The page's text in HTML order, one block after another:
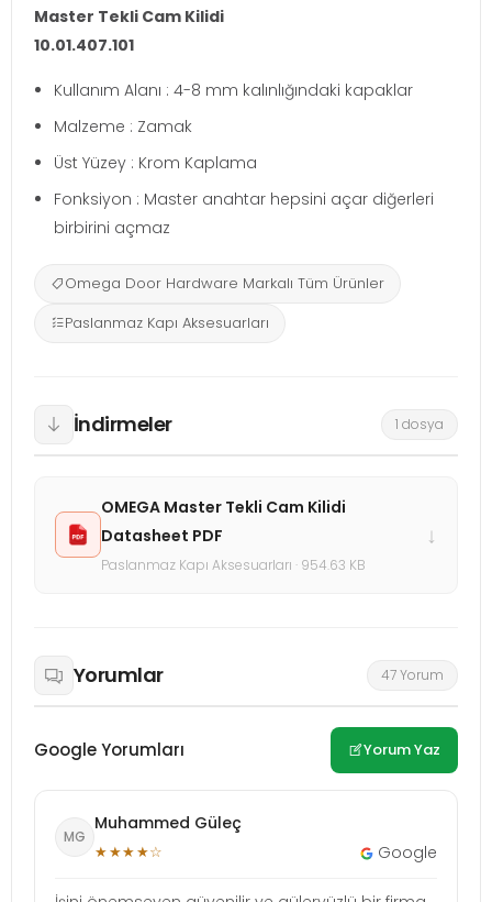
Master Tekli Cam Kilidi
10.01.407.101
Kullanım Alanı : 4-8 mm kalınlığındaki kapaklar
Malzeme : Zamak
Üst Yüzey : Krom Kaplama
Fonksiyon : Master anahtar hepsini açar diğerleri
birbirini açmaz
Omega Door Hardware Markalı Tüm Ürünler
Paslanmaz Kapı Aksesuarları
İndirmeler 1 dosya
OMEGA Master Tekli Cam Kilidi
Datasheet PDF
Paslanmaz Kapı Aksesuarları · 954.63 KB
↓
Yorumlar 47 Yorum
Google Yorumları Yorum Yaz
MG
Muhammed Güleç
★★★★☆ Google